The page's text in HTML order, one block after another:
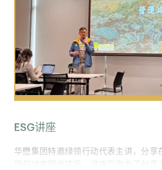
案例分享
2024年暑期实习计划
2024年，华懋集团进一步扩大暑
同业务部门，在为期八週内的计划
能，为未来的职业生涯做好准备。
指导原则。集团依据员工所规划的绩效
职培训、指导、导师辅导、线上学习、
化培训活动。我们成立了培训委员会，
定有系统且高效能的培训策略。该委
ESG、资讯科技及品质保证等多个部门
训提案及追踪实施进度，以确保达成培
华懋集团线上学习平台提供多元课程，
护与资讯安全等专业范畴。
除内部培训外，集团支援员工的发展，
ESG讲座
华懋集团特邀绿领行动代表主讲，分享